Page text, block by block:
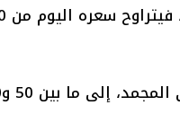
50 و250 جنيهًا للكيلو.